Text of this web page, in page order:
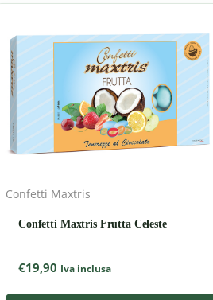
Confetti Maxtris
Confetti Maxtris Frutta Celeste
€19,90 Iva inclusa